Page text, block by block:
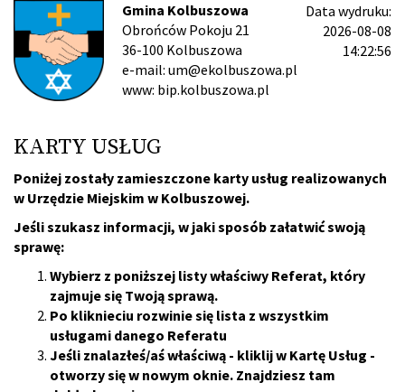
Gmina Kolbuszowa
Obrońców Pokoju 21
36-100 Kolbuszowa
e-mail: um@ekolbuszowa.pl
www: bip.kolbuszowa.pl
Data wydruku:
2026-08-08
14:22:56
KARTY USŁUG
Poniżej zostały zamieszczone karty usług realizowanych
w Urzędzie Miejskim w Kolbuszowej.
Jeśli szukasz informacji, w jaki sposób załatwić swoją
sprawę:
Wybierz z poniższej listy właściwy Referat, który
zajmuje się Twoją sprawą.
Po kliknieciu rozwinie się lista z wszystkim
usługami danego Referatu
Jeśli znalazłeś/aś właściwą - kliklij w Kartę Usług -
otworzy się w nowym oknie. Znajdziesz tam